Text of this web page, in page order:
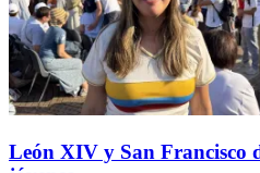
León XIV y San Francisco